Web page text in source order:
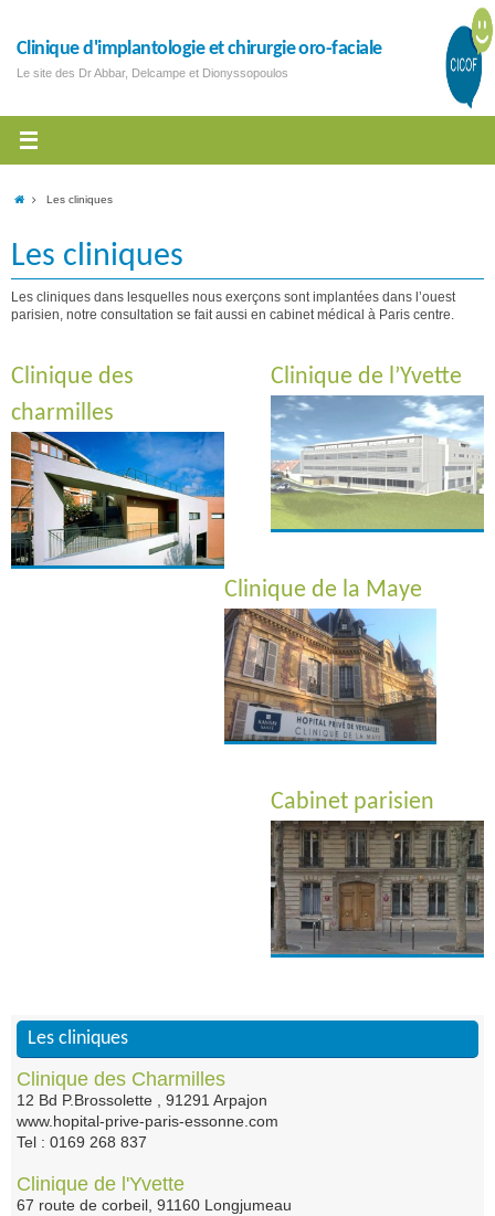
Clinique d'implantologie et chirurgie oro-faciale
Le site des Dr Abbar, Delcampe et Dionyssopoulos
Les cliniques
Les cliniques
Les cliniques dans lesquelles nous exerçons sont implantées dans l’ouest
parisien, notre consultation se fait aussi en cabinet médical à Paris centre.
Clinique des
charmilles
Clinique de l’Yvette
Clinique de la Maye
Cabinet parisien
Les cliniques
Clinique des Charmilles
12 Bd P.Brossolette , 91291 Arpajon
www.hopital-prive-paris-essonne.com
Tel : 0169 268 837
Clinique de l'Yvette
67 route de corbeil, 91160 Longjumeau